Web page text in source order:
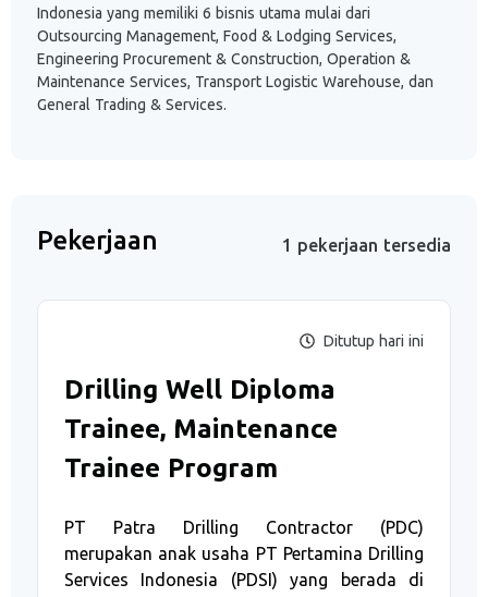
Indonesia yang memiliki 6 bisnis utama mulai dari
Outsourcing Management, Food & Lodging Services,
Engineering Procurement & Construction, Operation &
Maintenance Services, Transport Logistic Warehouse, dan
General Trading & Services.
Pekerjaan 1 pekerjaan tersedia
Ditutup hari ini
Drilling Well Diploma
Trainee, Maintenance
Trainee Program
PT Patra Drilling Contractor (PDC)
merupakan anak usaha PT Pertamina Drilling
Services Indonesia (PDSI) yang berada di